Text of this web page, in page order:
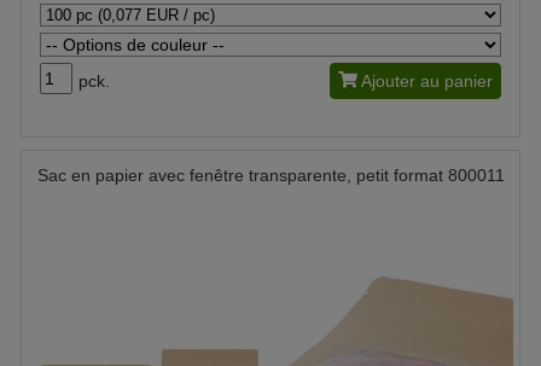
pck. Ajouter au panier
Sac en papier avec fenêtre transparente, petit format 800011